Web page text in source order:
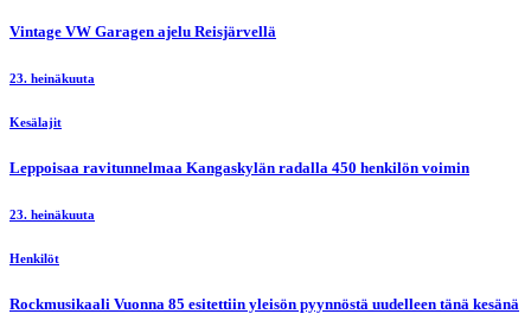
Vintage VW Garagen ajelu Reisjärvellä
23. heinäkuuta
Kesälajit
Leppoisaa ravitunnelmaa Kangaskylän radalla 450 henkilön voimin
23. heinäkuuta
Henkilöt
Rockmusikaali Vuonna 85 esitettiin yleisön pyynnöstä uudelleen tänä kesänä